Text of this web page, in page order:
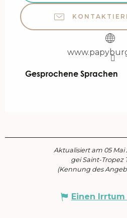
Gesprochene Sprachen
Gesprochene Sprachen
Aktualisiert am 05 Mai
gei Saint-Tropez
(Kennung des
Einen